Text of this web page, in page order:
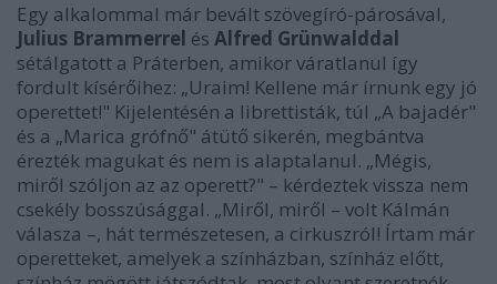
Egy alkalommal már bevált szövegíró-párosával,
Julius Brammerrel és Alfred Grünwalddal
sétálgatott a Práterben, amikor váratlanul így
fordult kísérőihez: „Uraim! Kellene már írnunk egy jó
operettet!" Kijelentésén a librettisták, túl „A bajadér"
és a „Marica grófnő" átütő sikerén, megbántva
érezték magukat és nem is alaptalanul. „Mégis,
miről szóljon az az operett?" – kérdeztek vissza nem
csekély bosszúsággal. „Miről, miről – volt Kálmán
válasza –, hát természetesen, a cirkuszról! Írtam már
operetteket, amelyek a színházban, színház előtt,